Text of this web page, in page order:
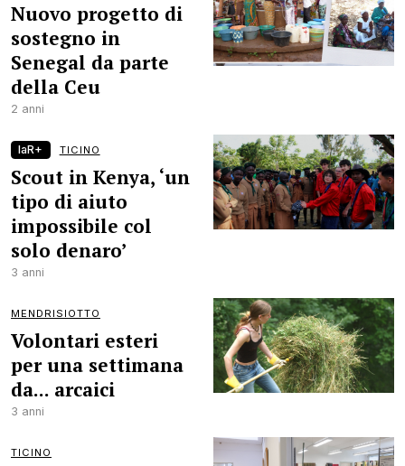
Nuovo progetto di
sostegno in
Senegal da parte
della Ceu
2 anni
laR+ TICINO
Scout in Kenya, ‘un
tipo di aiuto
impossibile col
solo denaro’
3 anni
MENDRISIOTTO
Volontari esteri
per una settimana
da... arcaici
3 anni
TICINO